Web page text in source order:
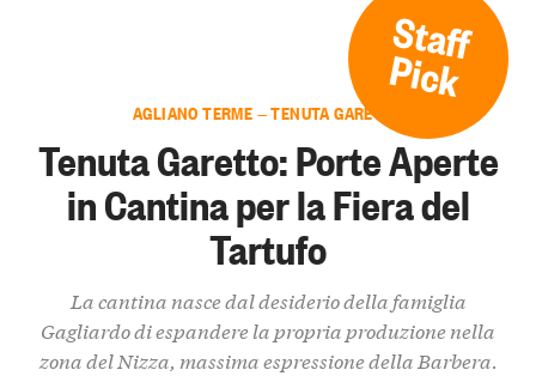
Staff
Pick
AGLIANO TERME — TENUTA GARETTO
Tenuta Garetto: Porte Aperte
in Cantina per la Fiera del
Tartufo
La cantina nasce dal desiderio della famiglia
Gagliardo di espandere la propria produzione nella
zona del Nizza, massima espressione della Barbera.